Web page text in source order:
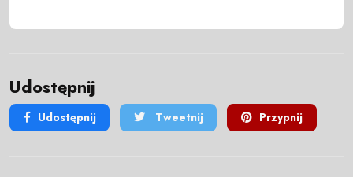
Udostępnij
Udostępnij Tweetnij Przypnij